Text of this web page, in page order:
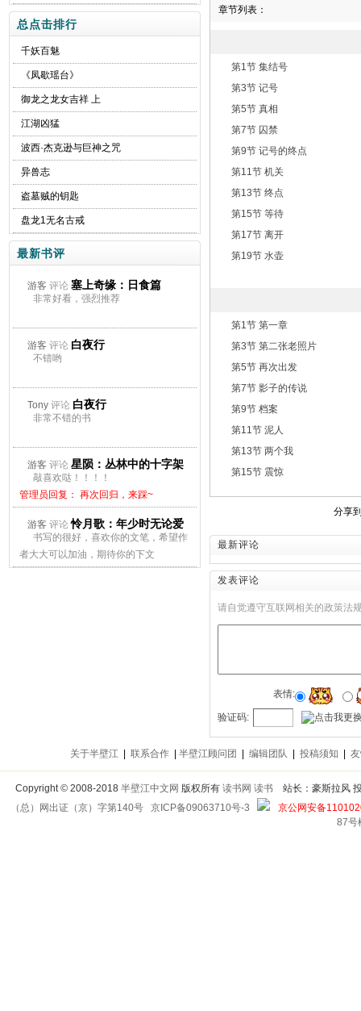
总点击排行
千妖百魅
《凤歇瑶台》
御龙之龙女吉祥 上
江湖凶猛
波西·杰克逊与巨神之咒
异兽志
盗墓贼的钥匙
盘龙1无名古戒
最新书评
游客 评论 塞上奇缘：日食篇
非常好看，强烈推荐
游客 评论 白夜行
不错哟
Tony 评论 白夜行
非常不错的书
游客 评论 星陨：丛林中的十字架
敲喜欢哒！！！！
管理员回复： 再次回归，来踩~
游客 评论怜月歌：年少时无论爱
上谁都会痛
书写的很好，喜欢你的文笔，希望作
者大大可以加油，期待你的下文
管理员回复： 再次回归，来踩~
章节列表：
第1节 集结号
第3节 记号
第5节 真相
第7节 囚禁
第9节 记号的终点
第11节 机关
第13节 终点
第15节 等待
第17节 离开
第19节 水壶
第1节 第一章
第3节 第二张老照片
第5节 再次出发
第7节 影子的传说
第9节 档案
第11节 泥人
第13节 两个我
第15节 震惊
分享
最新评论
发表评论
请自觉遵守互联网相关的政策法
表情:
验证码:
关于半壁江 联系合作 半壁江顾问团 编辑团队 投稿须知
Copyright©2008-2018 半壁江中文网 版权所有 读书网 读书
站长：豪斯拉风
（总）网出证（京）字第140号 京ICP备09063710号-3
京公网安备
87号